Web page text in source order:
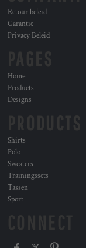
Retour beleid
Garantie
Privacy Beleid
Home
Products
Designs
Shirts
Polo
Sweaters
Trainingssets
Tassen
Sport